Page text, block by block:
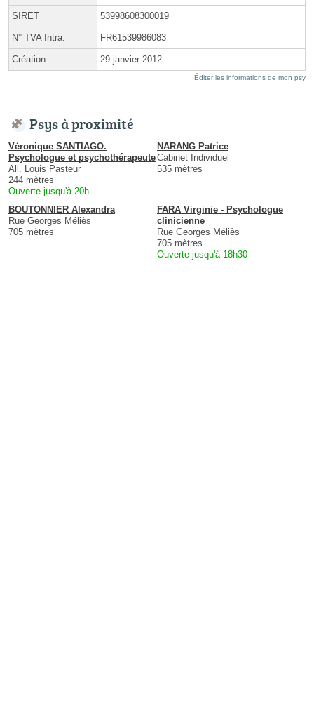
SIRET 53998608300019
N° TVA Intra. FR61539986083
Création 29 janvier 2012
Éditer les informations de mon psy
Psys à proximité
Véronique SANTIAGO.
Psychologue et psychothérapeute
All. Louis Pasteur
244 mètres
Ouverte jusqu'à 20h
NARANG Patrice
Cabinet Individuel
535 mètres
BOUTONNIER Alexandra
Rue Georges Méliès
705 mètres
FARA Virginie - Psychologue
clinicienne
Rue Georges Méliès
705 mètres
Ouverte jusqu'à 18h30